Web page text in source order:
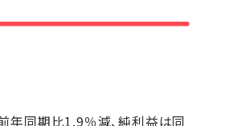
年同期比1.9％減、純利益は同